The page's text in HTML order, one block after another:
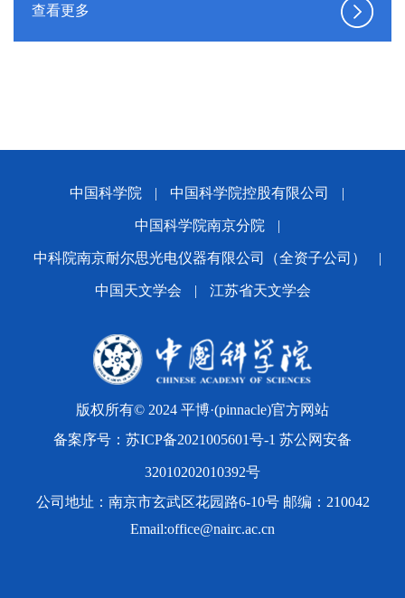
查看更多
中国科学院 | 中国科学院控股有限公司 |
中国科学院南京分院 |
中科院南京耐尔思光电仪器有限公司（全资子公司） |
中国天文学会 | 江苏省天文学会
版权所有© 2024 平博·(pinnacle)官方网站
备案序号： 苏ICP备2021005601号-1 苏公网安备
32010202010392号
公司地址：南京市玄武区花园路6-10号 邮编：210042
Email:office@nairc.ac.cn